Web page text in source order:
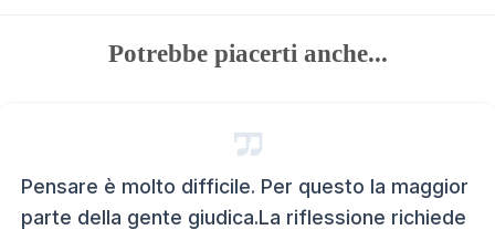
Potrebbe piacerti anche...
Pensare è molto difficile. Per questo la maggior
parte della gente giudica.La riflessione richiede